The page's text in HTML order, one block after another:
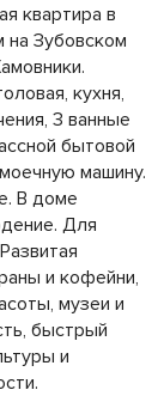
квартира в
на Зубовском
кухня,
3 ванные
бытовой
машину.
В доме
Для
и кофейни,
музеи и
быстрый
и